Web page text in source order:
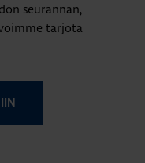
seurannan,
tarjota